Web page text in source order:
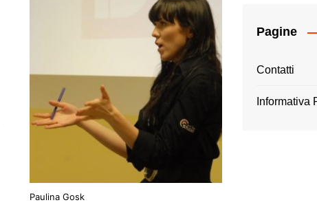
Paulina Gosk
Pagine
Contatti
Informativa